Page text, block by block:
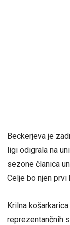
Beckerjeva je
ligi odigrala na
sezone članica
Celje bo njen prvi
Krilna
reprezentančnih